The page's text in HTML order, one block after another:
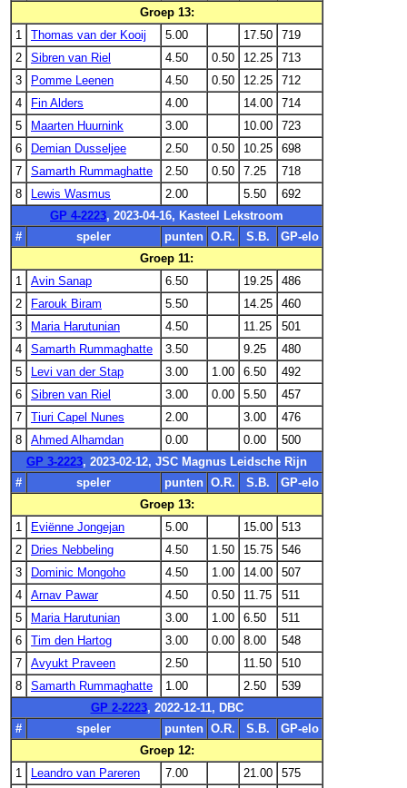
Groep 13:
1
Thomas van der Kooij 5.00 17.50
719
2
Sibren van Riel 4.50 0.50 12.25
713
3
Pomme Leenen 4.50 0.50 12.25
712
4
Fin Alders 4.00 14.00
714
5
Maarten Huurnink 3.00 10.00
723
6
Demian Dusseljee 2.50 0.50 10.25
698
7
Samarth Rummaghatte 2.50 0.50 7.25
718
8
Lewis Wasmus 2.00 5.50
692
GP 4-2223, 2023-04-16, Kasteel Lekstroom
#
speler punten O.R. S.B.
GP-elo
Groep 11:
1
Avin Sanap 6.50 19.25
486
2
Farouk Biram 5.50 14.25
460
3
Maria Harutunian 4.50 11.25
501
4
Samarth Rummaghatte 3.50 9.25
480
5
Levi van der Stap 3.00 1.00 6.50
492
6
Sibren van Riel 3.00 0.00 5.50
457
7
Tiuri Capel Nunes 2.00 3.00
476
8
Ahmed Alhamdan 0.00 0.00
500
GP 3-2223, 2023-02-12, JSC Magnus Leidsche Rijn
#
speler punten O.R. S.B.
GP-elo
Groep 13:
1
Eviënne Jongejan 5.00 15.00
513
2
Dries Nebbeling 4.50 1.50 15.75
546
3
Dominic Mongoho 4.50 1.00 14.00
507
4
Arnav Pawar 4.50 0.50 11.75
511
5
Maria Harutunian 3.00 1.00 6.50
511
6
Tim den Hartog 3.00 0.00 8.00
548
7
Avyukt Praveen 2.50 11.50
510
8
Samarth Rummaghatte 1.00 2.50
539
GP 2-2223, 2022-12-11, DBC
#
speler punten O.R. S.B.
GP-elo
Groep 12:
1
Leandro van Pareren 7.00 21.00
575